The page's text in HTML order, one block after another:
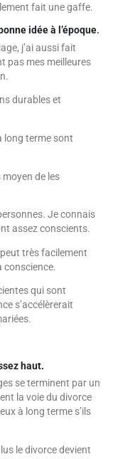
fait une gaffe.
idée à l’époque.
j’ai aussi fait
pas mes meilleures
durables et
long terme sont
de les
Je connais
assez conscients.
très facilement
qui sont
s’accélèrerait
haut.
se terminent par un
la voie du divorce
à long terme s’ils
le divorce devient